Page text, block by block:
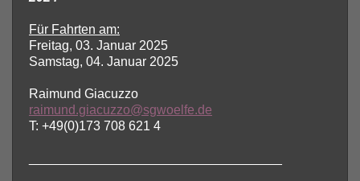
Für Fahrten am:
Freitag, 03. Januar 2025
Samstag, 04. Januar 2025
Raimund Giacuzzo
raimund.giacuzzo@sgwoelfe.de
T: +49(0)173 708 621 4